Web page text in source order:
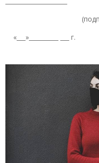
(подпись)
«___»__________ ___ г.